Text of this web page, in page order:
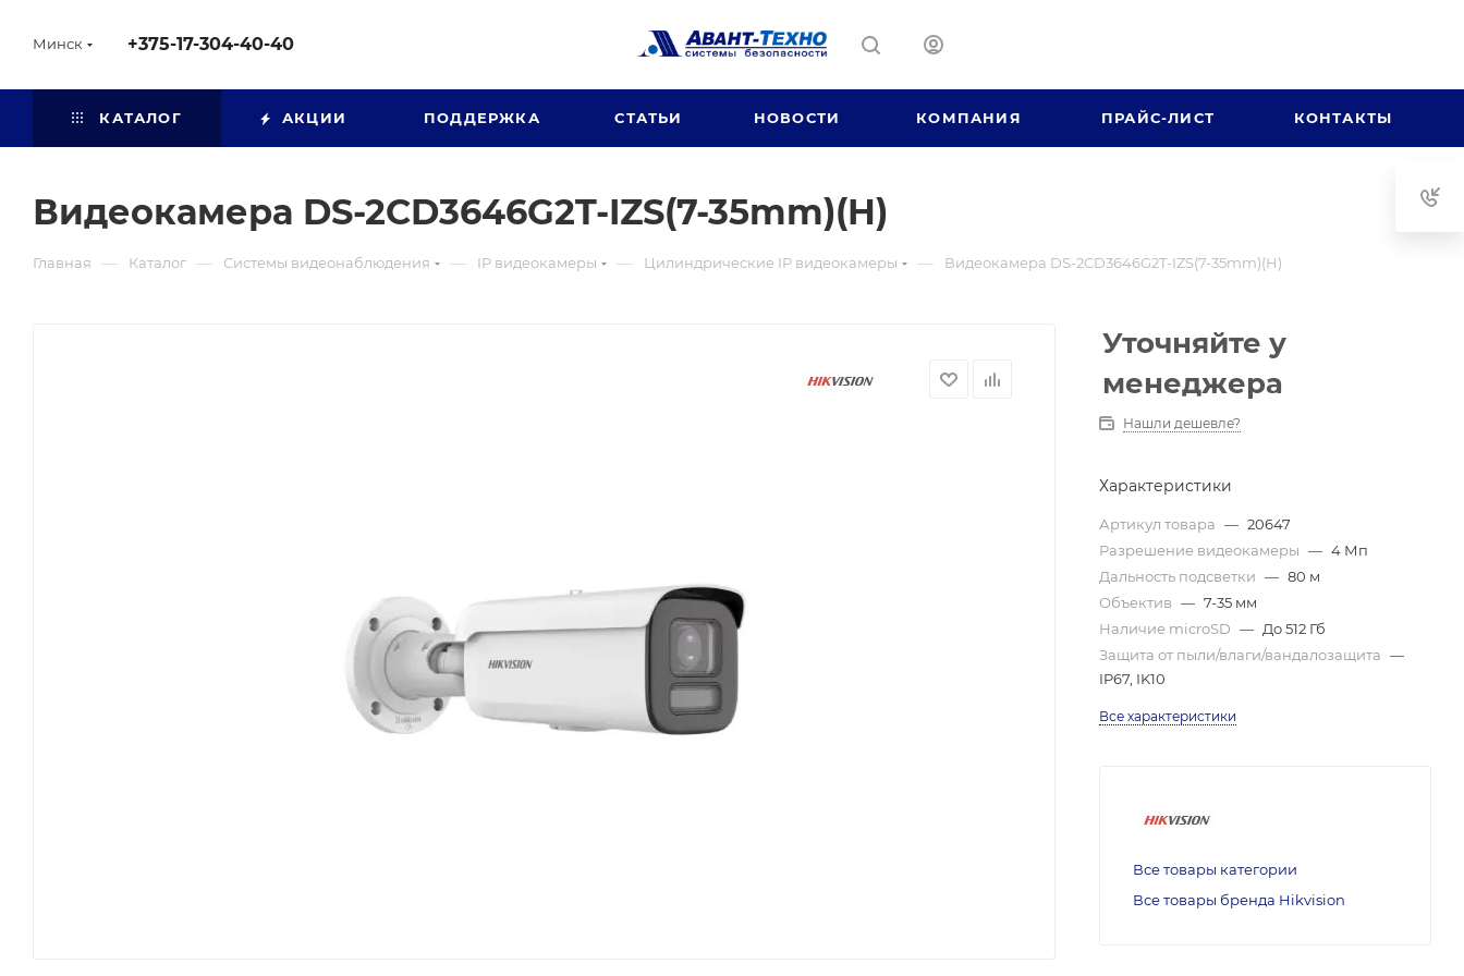
Минск +375-17-304-40-40
КАТАЛОГ АКЦИИ ПОДДЕРЖКА СТАТЬИ НОВОСТИ КОМПАНИЯ ПРАЙС-ЛИСТ КОНТАКТЫ
Видеокамера DS-2CD3646G2T-IZS(7-35mm)(H)
Главная — Каталог — Системы видеонаблюдения — IP видеокамеры — Цилиндрические IP видеокамеры — Видеокамера DS-2CD3646G2T-IZS(7-35mm)(H)
Уточняйте у
менеджера
Нашли дешевле?
Характеристики
Артикул товара — 20647
Разрешение видеокамеры — 4 Мп
Дальность подсветки — 80 м
Объектив — 7-35 мм
Наличие microSD — До 512 Гб
Защита от пыли/влаги/вандалозащита —
IP67, IK10
Все характеристики
Все товары категории
Все товары бренда Hikvision